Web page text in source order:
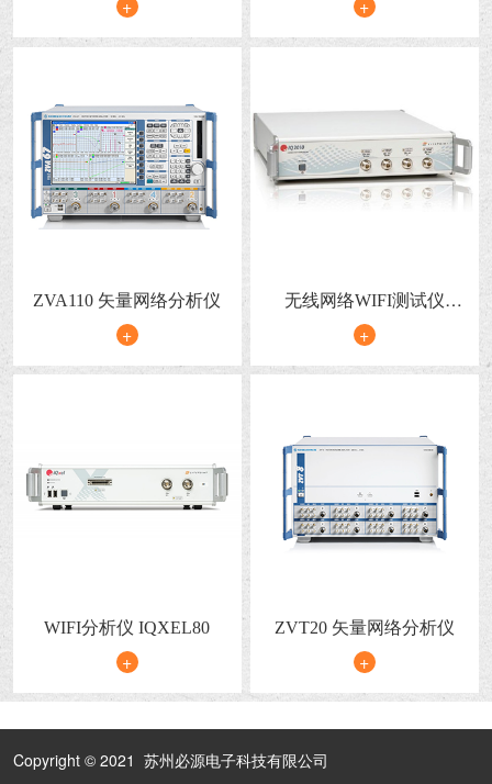
+ +
ZVA110 矢量网络分析仪
+
无线网络WIFI测试仪
IQ2010
+
WIFI分析仪 IQXEL80
+
ZVT20 矢量网络分析仪
+
Copyright © 2021 苏州必源电子科技有限公司